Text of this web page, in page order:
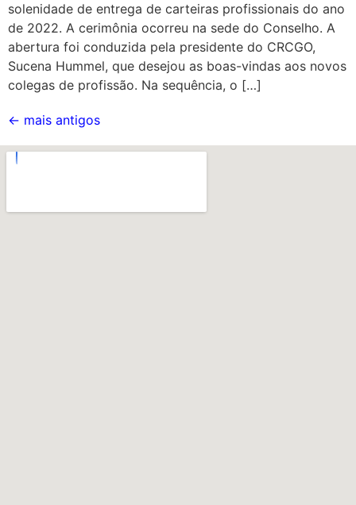
solenidade de entrega de carteiras profissionais do ano
de 2022. A cerimônia ocorreu na sede do Conselho. A
abertura foi conduzida pela presidente do CRCGO,
Sucena Hummel, que desejou as boas-vindas aos novos
colegas de profissão. Na sequência, o […]
← mais antigos